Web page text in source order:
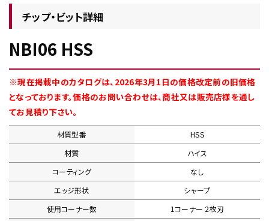
生産終了品
チップ・ビット詳細
NBI06 HSS
※現在掲載中のカタログは、2026年3月1日の価格改定前の旧価格
となっております。価格のお問い合わせは、商社又は販売店様を通し
てお見積り下さい。
材質型番
HSS
材質
ハイス
コーティング
なし
エッジ形状
シャープ
使用コーナー数
1コーナー 2枚刃